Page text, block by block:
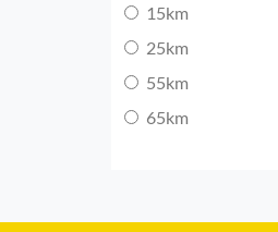
15km
25km
55km
65km